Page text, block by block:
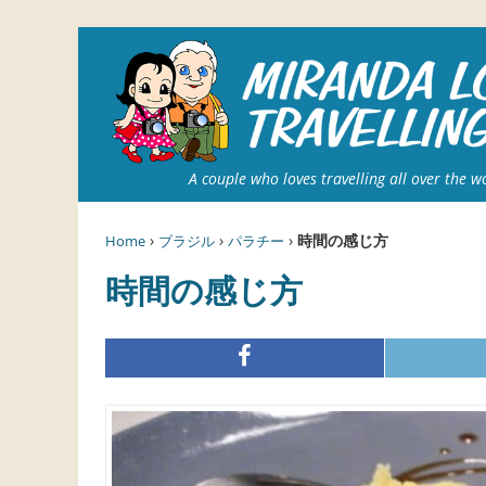
A couple who loves travelling all over the
Home › ブラジル › パラチー › 時間の感じ方
時間の感じ方